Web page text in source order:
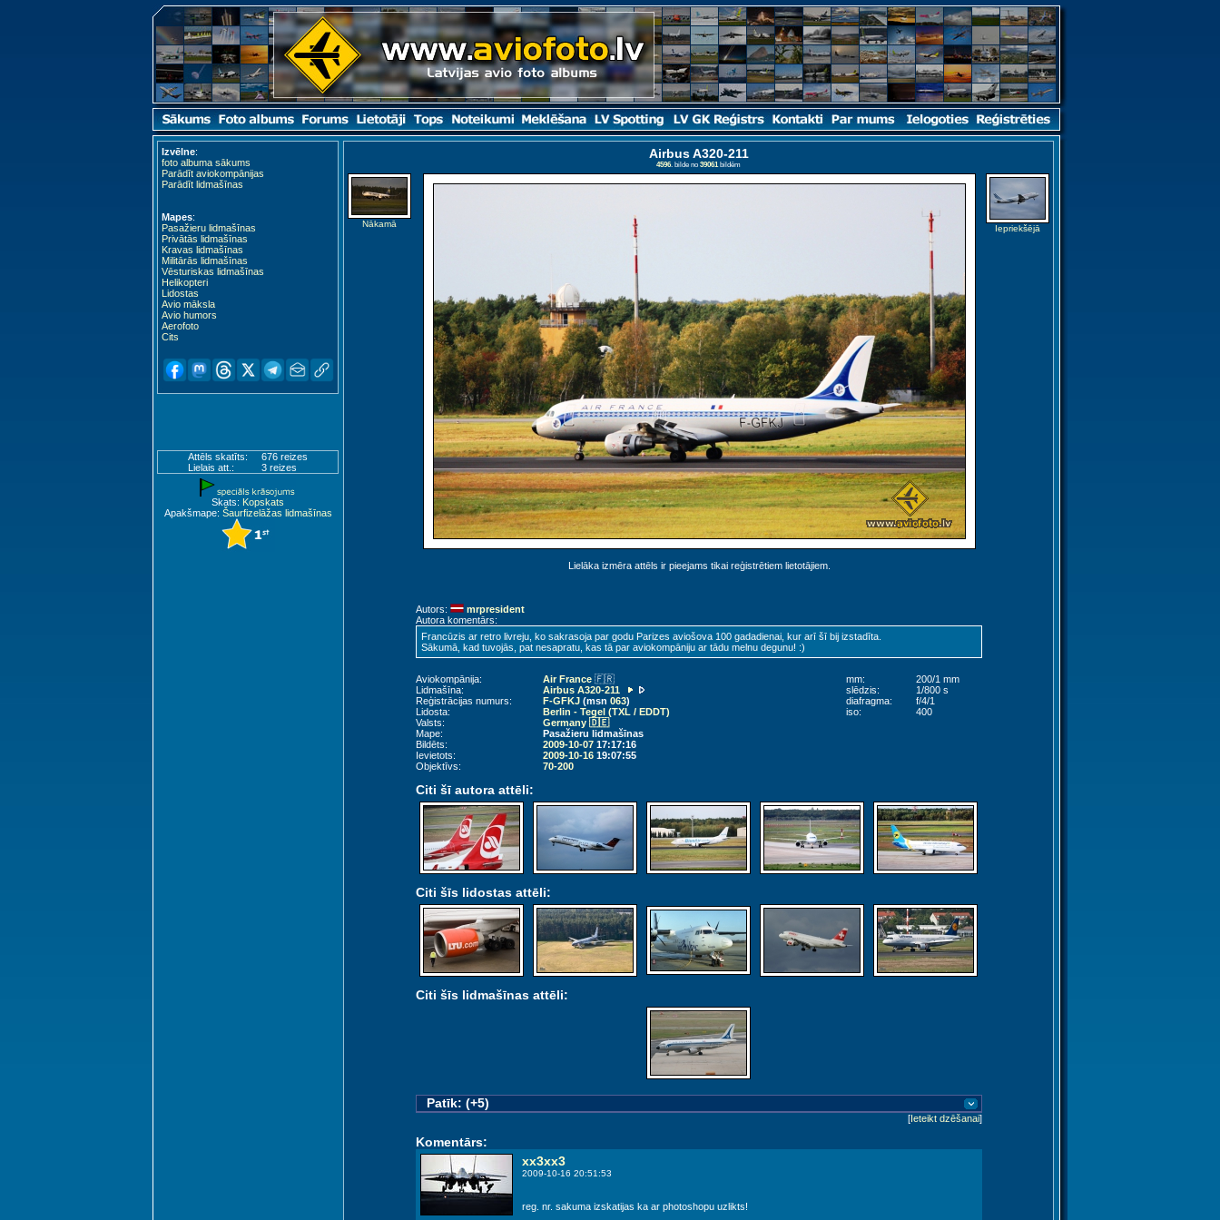
Izvēlne:
foto albuma sākums
Parādīt aviokompānijas
Parādīt lidmašīnas
Mapes:
Pasažieru lidmašīnas
Privātās lidmašīnas
Kravas lidmašīnas
Militārās lidmašīnas
Vēsturiskas lidmašīnas
Helikopteri
Lidostas
Avio māksla
Avio humors
Aerofoto
Cits
Attēls skatīts:
676 reizes
Lielais att.:
3 reizes
Skats: Kopskats
Apakšmape: Šaurfizelāžas lidmašīnas
Airbus A320-211
4596. bilde no 39061bildēm
Nākamā
Lielāka izmēra attēls ir pieejams tikai reģistrētiem lietotājiem.
Iepriekšējā
Autors:
mrpresident
Autora komentārs:
Francūzis ar retro livreju, ko sakrasoja par godu Parizes aviošova 100 gadadienai, kur arī šī bij izstadīta.
Sākumā, kad tuvojās, pat nesapratu, kas tā par aviokompāniju ar tādu melnu degunu! :)
Aviokompānija: Air France🇫🇷
Lidmašīna:
Airbus A320-211
Reģistrācijas numurs:
F-GFKJ(msn 063)
Lidosta:
Berlin - Tegel (TXL / EDDT)
Valsts:
Germany 🇩🇪
Mape:
Pasažieru lidmašīnas
Bildēts:
2009-10-0717:17:16
Ievietots:
2009-10-1619:07:55
Objektīvs:
70-200
mm:
200/1 mm
slēdzis:
1/800 s
diafragma:
f/4/1
iso:
400
Citi šī autora attēli:
Citi šīs lidostas attēli:
Citi šīs lidmašīnas attēli:
Patīk: (+5)
[Ieteikt dzēšanai]
Komentārs:
xx3xx3
2009-10-16 20:51:53
reg. nr. sakuma izskatijas ka ar photoshopu uzlikts!